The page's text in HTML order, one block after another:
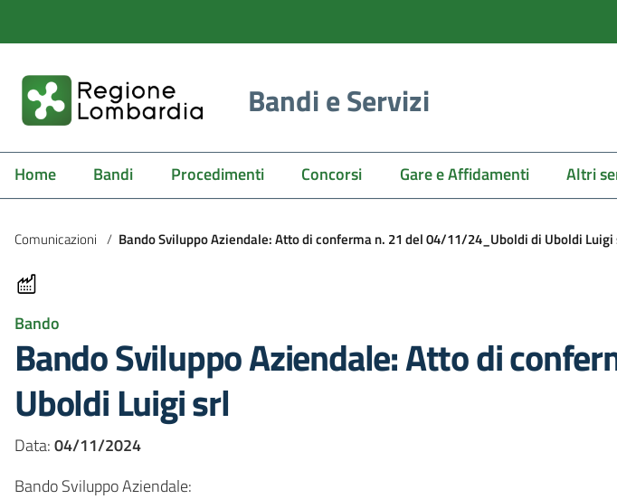
Bandi e Servizi
Home Bandi Procedimenti Concorsi Gare e Affidamenti Altri
Comunicazioni / Bando Sviluppo Aziendale: Atto di conferma n. 21 del 04/11/24_Uboldi di Uboldi Luigi
Bando
Bando Sviluppo Aziendale: Atto di
Uboldi Luigi srl
Data:04/11/2024
Bando Sviluppo Aziendale: